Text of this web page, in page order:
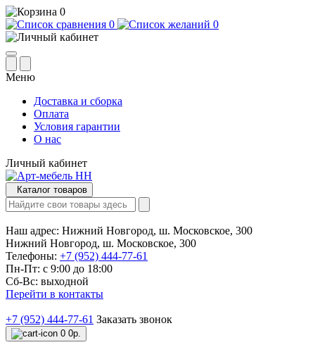
0
0
0
Меню
Доставка и сборка
Оплата
Условия гарантии
О нас
Личный кабинет
Каталог товаров
Наш адрес: Нижний Новгород, ш. Московское, 300
Нижний Новгород, ш. Московское, 300
Телефоны: +7 (952) 444-77-61
Пн-Пт: с 9:00 до 18:00
Сб-Вс: выходной
Перейти в контакты
+7 (952) 444-77-61 Заказать звонок
0 0р.